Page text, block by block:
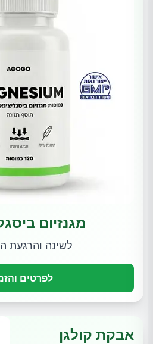
מגנזיום
לשינה והרגעת
לפרטים
אבקת קולגן